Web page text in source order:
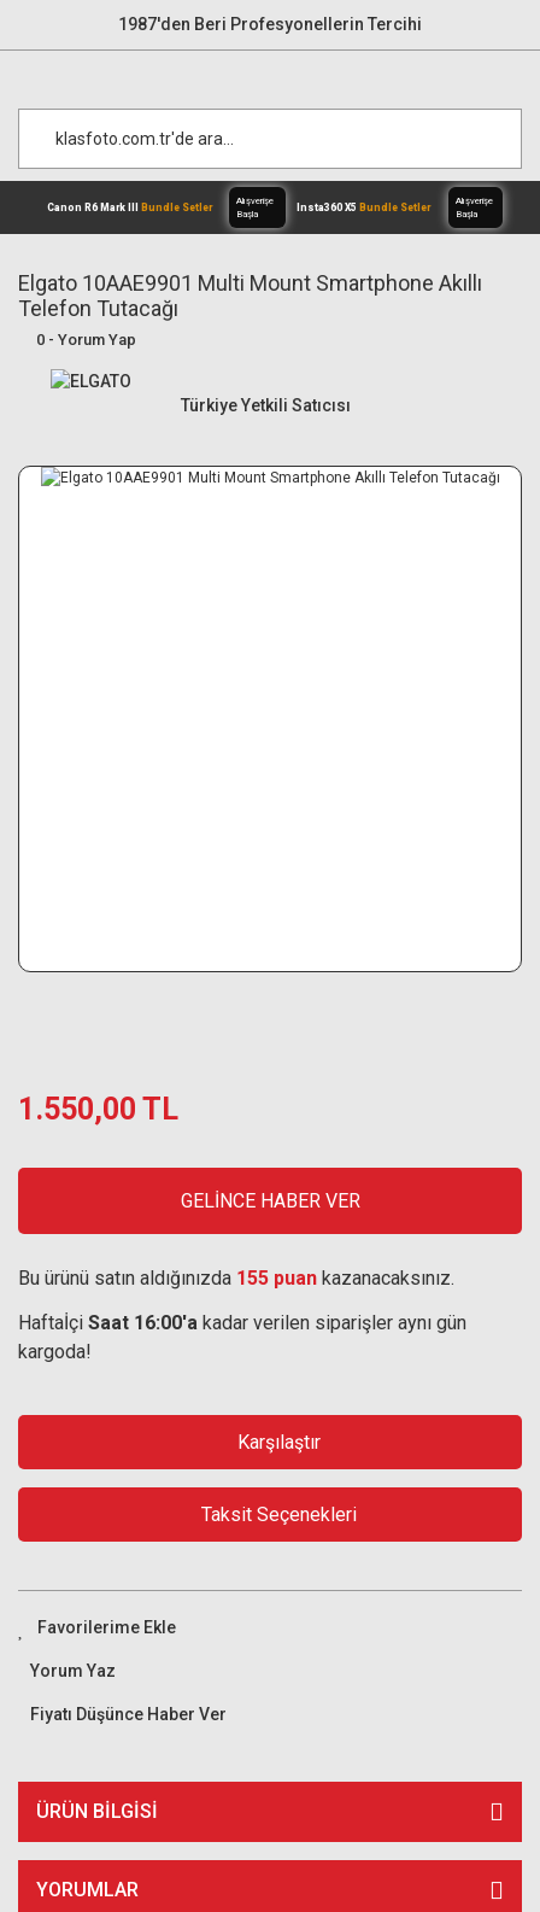
1987'den Beri Profesyonellerin Tercihi
Canon R6 Mark III
Elgato 10AAE9901 Multi Mount Smartphone Akıllı
Telefon Tutacağı
0 - Yorum Yap
Türkiye Yetkili Satıcısı
1.550,00 TL
GELİNCE HABER VER
Bu ürünü satın aldığınızda 155 puan kazanacaksınız.
Haftaİçi Saat 16:00'a kadar verilen siparişler aynı gün
kargoda!
Karşılaştır
Taksit Seçenekleri
Yorum Yaz
Fiyatı Düşünce Haber Ver
ÜRÜN BILGISI
YORUMLAR